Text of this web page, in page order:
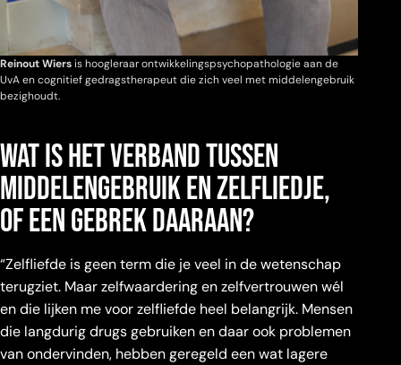
Reinout Wiers is hoogleraar ontwikkelingspsychopathologie aan de
UvA en cognitief gedragstherapeut die zich veel met middelengebruik
bezighoudt.
Wat is het verband tussen
middelengebruik en zelfliedje,
of een gebrek daaraan?
“Zelfliefde is geen term die je veel in de wetenschap
terugziet. Maar zelfwaardering en zelfvertrouwen wél
en die lijken me voor zelfliefde heel belangrijk. Mensen
die langdurig drugs gebruiken en daar ook problemen
van ondervinden, hebben geregeld een wat lagere